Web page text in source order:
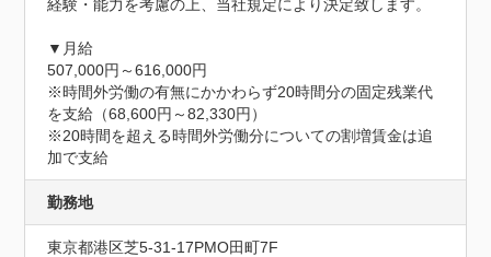
経験・能力を考慮の上、当社規定により決定致します。
▼月給
507,000円～616,000円
※時間外労働の有無にかかわらず20時間分の固定残業代
を支給（68,600円～82,330円）
※20時間を超える時間外労働分についての割増賃金は追
加で支給
勤務地
東京都港区芝5-31-17PMO田町7F